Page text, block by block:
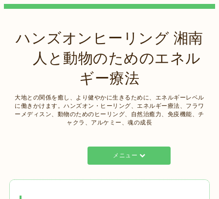
ハンズオンヒーリング 湘南
人と動物のためのエネル
ギー療法
大地との関係を癒し、より健やかに生きるために、エネルギーレベル
に働きかけます。ハンズオン・ヒーリング、エネルギー療法、フラワ
ーメディスン、動物のためのヒーリング、自然治癒力、免疫機能、チ
ャクラ、アルケミー、魂の成長
メニュー